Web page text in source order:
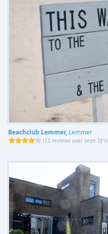
Beachclub Lemmer, Lemmer
(12 reviews over onze DJ's)